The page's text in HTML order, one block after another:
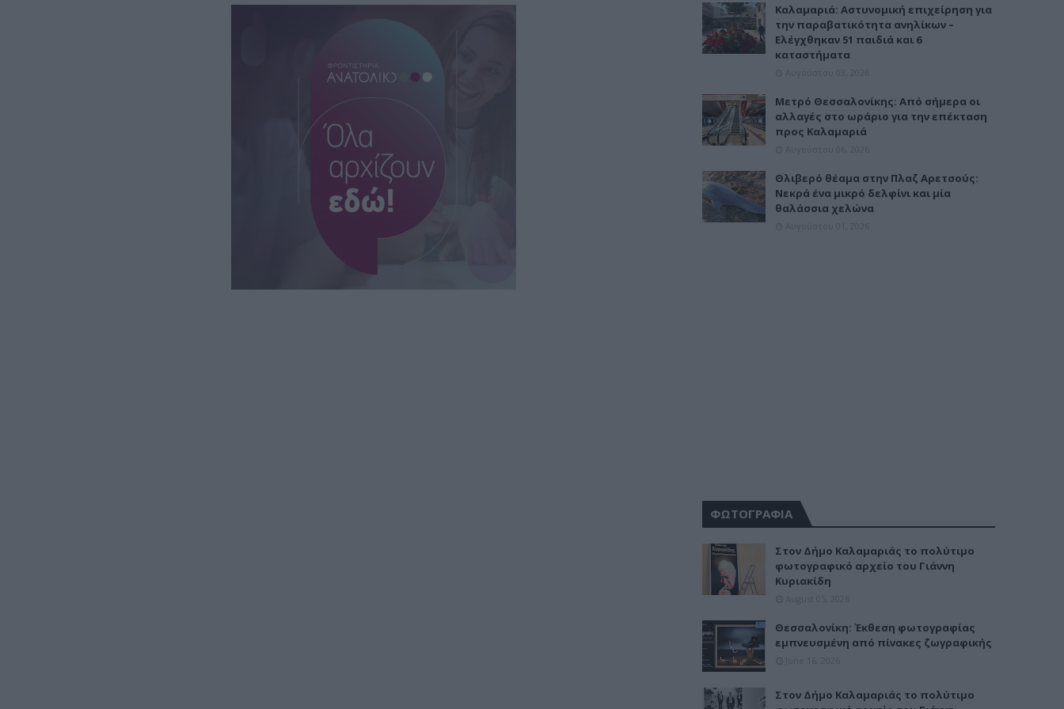
Καλαμαριά: Αστυνομική επιχείρηση για
την παραβατικότητα ανηλίκων –
Ελέγχθηκαν 51 παιδιά και 6
καταστήματα
Μετρό Θεσσαλονίκης: Από σήμερα οι
αλλαγές στο ωράριο για την επέκταση
προς Καλαμαριά
Θλιβερό θέαμα στην Πλαζ Αρετσούς:
Νεκρά ένα μικρό δελφίνι και μία
θαλάσσια χελώνα
ΦΩΤΟΓΡΑΦΙΑ
Στον Δήμο Καλαμαριάς το πολύτιμο
φωτογραφικό αρχείο του Γιάννη
Κυριακίδη
Θεσσαλονίκη: Έκθεση φωτογραφίας
εμπνευσμένη από πίνακες ζωγραφικής
Στον Δήμο Καλαμαριάς το πολύτιμο